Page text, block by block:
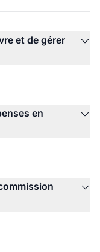
et de gérer
en